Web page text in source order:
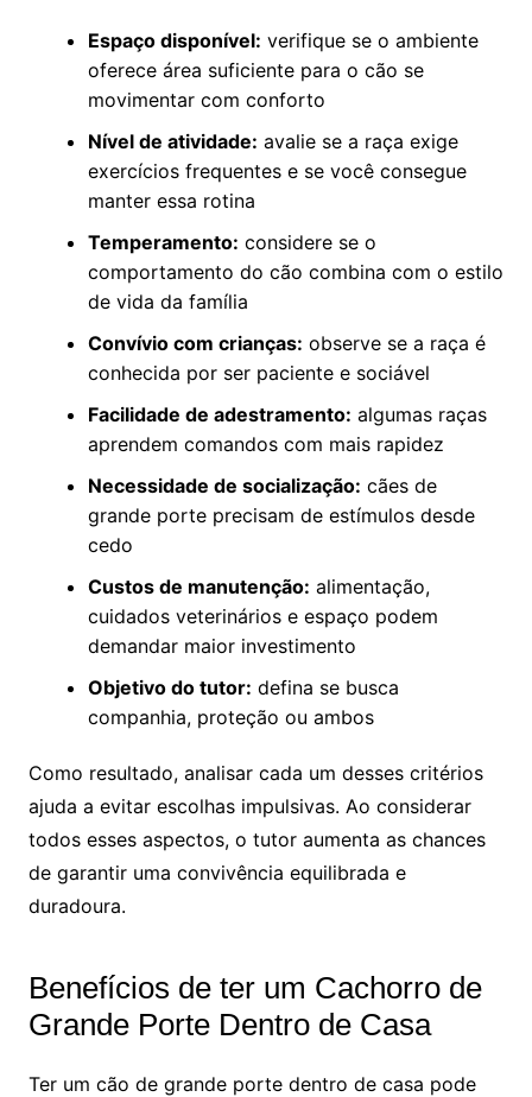
Espaço disponível: verifique se o ambiente
oferece área suficiente para o cão se
movimentar com conforto
Nível de atividade: avalie se a raça exige
exercícios frequentes e se você consegue
manter essa rotina
Temperamento: considere se o
comportamento do cão combina com o estilo
de vida da família
Convívio com crianças: observe se a raça é
conhecida por ser paciente e sociável
Facilidade de adestramento: algumas raças
aprendem comandos com mais rapidez
Necessidade de socialização: cães de
grande porte precisam de estímulos desde
cedo
Custos de manutenção: alimentação,
cuidados veterinários e espaço podem
demandar maior investimento
Objetivo do tutor: defina se busca
companhia, proteção ou ambos
Como resultado, analisar cada um desses critérios
ajuda a evitar escolhas impulsivas. Ao considerar
todos esses aspectos, o tutor aumenta as chances
de garantir uma convivência equilibrada e
duradoura.
Benefícios de ter um Cachorro de
Grande Porte Dentro de Casa
Ter um cão de grande porte dentro de casa pode